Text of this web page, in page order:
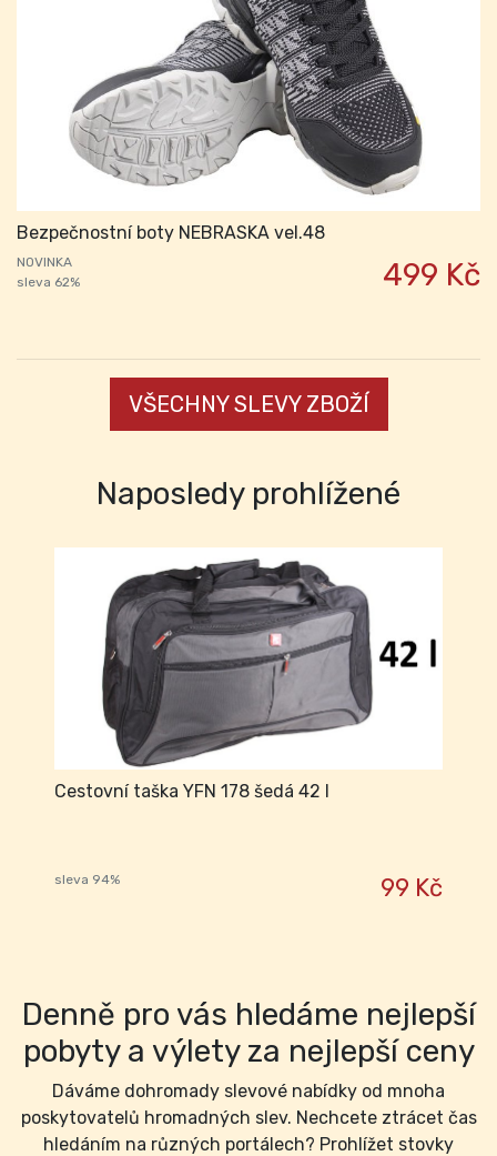
Bezpečnostní boty NEBRASKA vel.48
NOVINKA
sleva 62%
499 Kč
VŠECHNY SLEVY ZBOŽÍ
Naposledy prohlížené
Cestovní taška YFN 178 šedá 42 l
sleva 94% 99 Kč
Denně pro vás hledáme nejlepší
pobyty a výlety za nejlepší ceny
Dáváme dohromady slevové nabídky od mnoha
poskytovatelů hromadných slev. Nechcete ztrácet čas
hledáním na různých portálech? Prohlížet stovky